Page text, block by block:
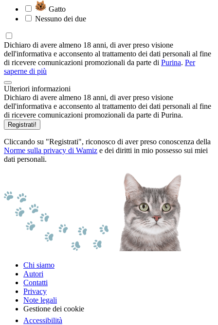
Gatto
Nessuno dei due
Dichiaro di avere almeno 18 anni, di aver preso visione
dell'informativa e acconsento al trattamento dei dati personali al fine
di ricevere comunicazioni promozionali da parte di Purina. Per
saperne di più
Ulteriori informazioni
Dichiaro di avere almeno 18 anni, di aver preso visione
dell'informativa e acconsento al trattamento dei dati personali al fine
di ricevere comunicazioni promozionali da parte di Purina.
Registrati!
Cliccando su "Registrati", riconosco di aver preso conoscenza della
Norme sulla privacy di Wamiz e dei diritti in mio possesso sui miei
dati personali.
Chi siamo
Autori
Contatti
Privacy
Note legali
Gestione dei cookie
Accessibilità